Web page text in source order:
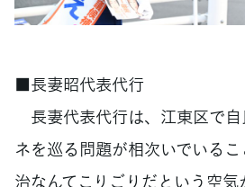
■長妻昭代表代行
長妻代表代行は、江東区で
ネを巡る問題が相次いでいるこ
治なんてこりごりだという空